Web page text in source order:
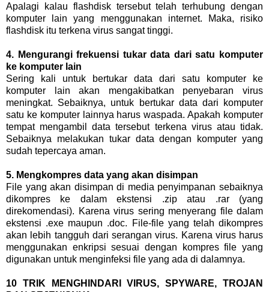
Apalagi kalau flashdisk tersebut telah terhubung dengan
komputer lain yang menggunakan internet. Maka, risiko
flashdisk itu terkena virus sangat tinggi.
4. Mengurangi frekuensi tukar data dari satu komputer
ke komputer lain
Sering kali untuk bertukar data dari satu komputer ke
komputer lain akan mengakibatkan penyebaran virus
meningkat. Sebaiknya, untuk bertukar data dari komputer
satu ke komputer lainnya harus waspada. Apakah komputer
tempat mengambil data tersebut terkena virus atau tidak.
Sebaiknya melakukan tukar data dengan komputer yang
sudah tepercaya aman.
5. Mengkompres data yang akan disimpan
File yang akan disimpan di media penyimpanan sebaiknya
dikompres ke dalam ekstensi .zip atau .rar (yang
direkomendasi). Karena virus sering menyerang file dalam
ekstensi .exe maupun .doc. File-file yang telah dikompres
akan lebih tangguh dari serangan virus. Karena virus harus
menggunakan enkripsi sesuai dengan kompres file yang
digunakan untuk menginfeksi file yang ada di dalamnya.
10 TRIK MENGHINDARI VIRUS, SPYWARE, TROJAN